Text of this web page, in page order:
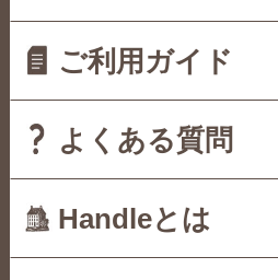
ご利用ガイド
よくある質問
Handleとは